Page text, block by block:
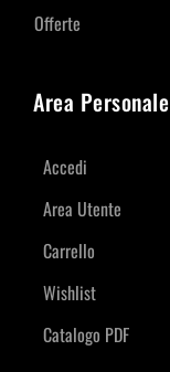
Offerte
Area Personale
Accedi
Area Utente
Carrello
Wishlist
Catalogo PDF